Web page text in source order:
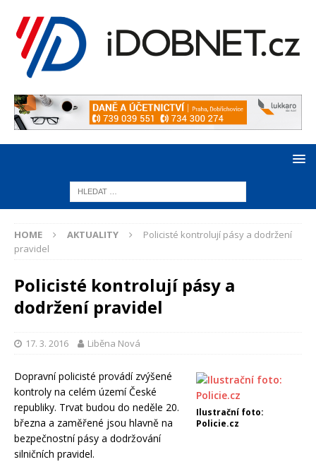
HOME AKTUALITY
Policisté kontrolují pásy a dodržení
pravidel
Policisté kontrolují pásy a
dodržení pravidel
17. 3. 2016 Liběna Nová
Ilustrační foto:
Policie.cz
Dopravní policisté provádí zvýšené
kontroly na celém území České
republiky. Trvat budou do neděle 20.
března a zaměřené jsou hlavně na
bezpečnostní pásy a dodržování
silničních pravidel.